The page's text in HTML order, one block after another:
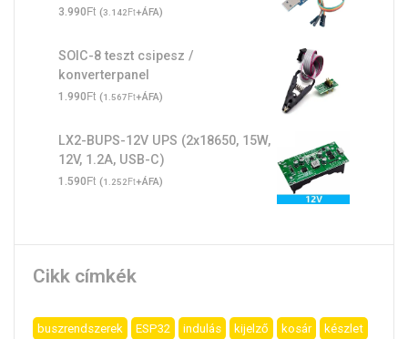
3.990Ft (3.142Ft+ÁFA)
SOIC-8 teszt csipesz /
konverterpanel
1.990Ft (1.567Ft+ÁFA)
LX2-BUPS-12V UPS (2x18650, 15W,
12V, 1.2A, USB-C)
1.590Ft (1.252Ft+ÁFA)
Cikk címkék
buszrendszerek ESP32 indulás kijelző kosár
készlet